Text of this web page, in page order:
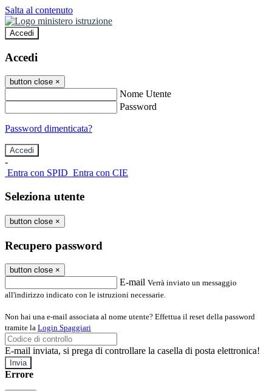
Salta al contenuto
Accedi
Accedi
button close ×
Nome Utente
Password
Password dimenticata?
-
Entra con SPID Entra con CIE
Seleziona utente
button close ×
Recupero password
button close ×
E-mail Verrà inviato un messaggio
all'indirizzo indicato con le istruzioni necessarie.
Non hai una e-mail associata al nome utente? Effettua il reset della password
tramite la Login Spaggiari
E-mail inviata, si prega di controllare la casella di posta elettronica!
Errore